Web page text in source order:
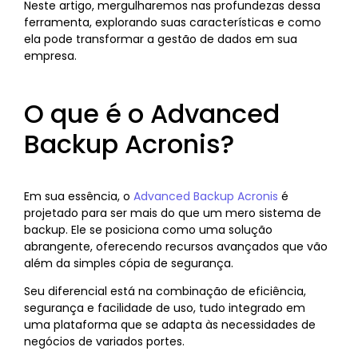
Neste artigo, mergulharemos nas profundezas dessa
ferramenta, explorando suas características e como
ela pode transformar a gestão de dados em sua
empresa.
O que é o Advanced
Backup Acronis?
Em sua essência, o Advanced Backup Acronis é
projetado para ser mais do que um mero sistema de
backup. Ele se posiciona como uma solução
abrangente, oferecendo recursos avançados que vão
além da simples cópia de segurança.
Seu diferencial está na combinação de eficiência,
segurança e facilidade de uso, tudo integrado em
uma plataforma que se adapta às necessidades de
negócios de variados portes.